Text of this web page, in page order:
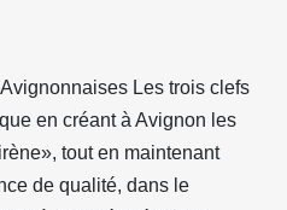
Les trois clefs
en créant à Avignon les
tout en maintenant
de qualité, dans le